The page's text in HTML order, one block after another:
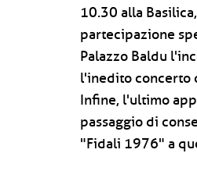
10.30 alla
partecipazione
Palazzo Baldu
l'inedito concerto
Infine, l'ultimo
passaggio di
"Fidali 1976" a